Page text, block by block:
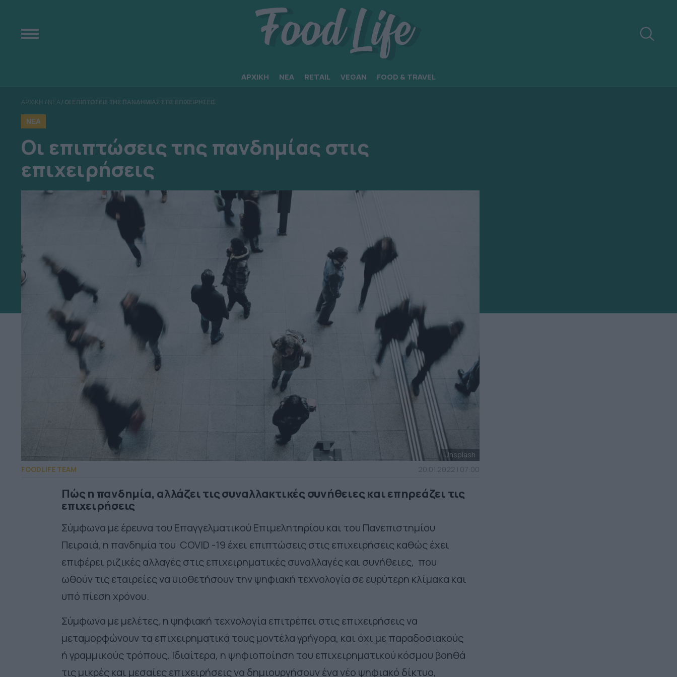
ΑΡΧΙΚΗ ΝΕΑ RETAIL VEGAN FOOD & TRAVEL
ΑΡΧΙΚΗ / ΝΕΑ/ ΟΙ ΕΠΙΠΤΩΣΕΙΣ ΤΗΣ ΠΑΝΔΗΜΙΑΣ ΣΤΙΣ ΕΠΙΧΕΙΡΗΣΕΙΣ
ΝΕΑ
Οι επιπτώσεις της πανδημίας στις
επιχειρήσεις
Unsplash
FOODLIFE TEAM
20.01.2022 | 07:00
Πώς η πανδημία, αλλάζει τις συναλλακτικές συνήθειες και επηρεάζει τις
επιχειρήσεις
Σύμφωνα με έρευνα του Επαγγελματικού Επιμελητηρίου και του Πανεπιστημίου
Πειραιά, η πανδημία του COVID -19 έχει επιπτώσεις στις επιχειρήσεις καθώς έχει
επιφέρει ριζικές αλλαγές στις επιχειρηματικές συναλλαγές και συνήθειες, που
ωθούν τις εταιρείες να υιοθετήσουν την ψηφιακή τεχνολογία σε ευρύτερη κλίμακα και
υπό πίεση χρόνου.
Σύμφωνα με μελέτες, η ψηφιακή τεχνολογία επιτρέπει στις επιχειρήσεις να
μεταμορφώνουν τα επιχειρηματικά τους μοντέλα γρήγορα, και όχι με παραδοσιακούς
ή γραμμικούς τρόπους. Ιδιαίτερα, η ψηφιοποίηση του επιχειρηματικού κόσμου βοηθά
τις μικρές και μεσαίες επιχειρήσεις να δημιουργήσουν ένα νέο ψηφιακό δίκτυο,